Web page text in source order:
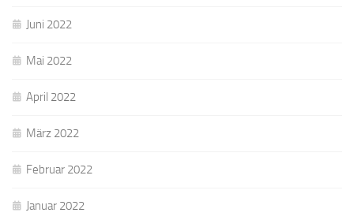
Juni 2022
Mai 2022
April 2022
März 2022
Februar 2022
Januar 2022